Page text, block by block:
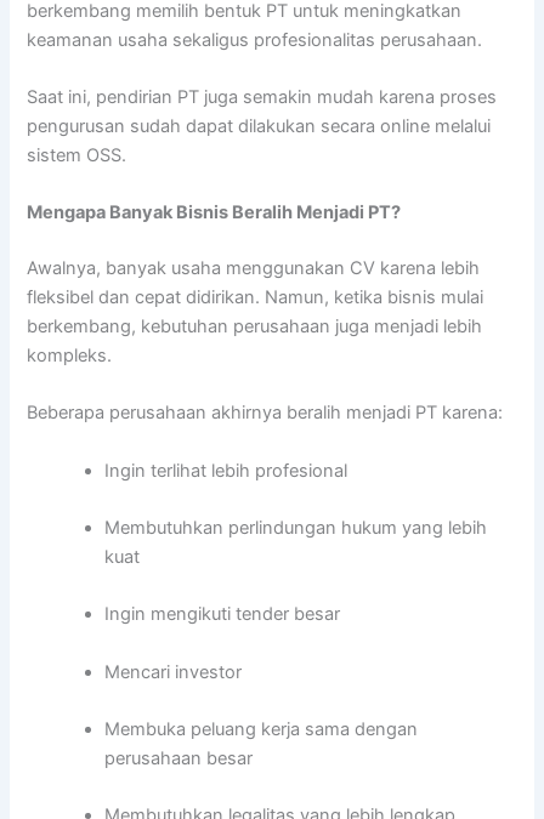
berkembang memilih bentuk PT untuk meningkatkan
keamanan usaha sekaligus profesionalitas perusahaan.
Saat ini, pendirian PT juga semakin mudah karena proses
pengurusan sudah dapat dilakukan secara online melalui
sistem OSS.
Mengapa Banyak Bisnis Beralih Menjadi PT?
Awalnya, banyak usaha menggunakan CV karena lebih
fleksibel dan cepat didirikan. Namun, ketika bisnis mulai
berkembang, kebutuhan perusahaan juga menjadi lebih
kompleks.
Beberapa perusahaan akhirnya beralih menjadi PT karena:
Ingin terlihat lebih profesional
Membutuhkan perlindungan hukum yang lebih
kuat
Ingin mengikuti tender besar
Mencari investor
Membuka peluang kerja sama dengan
perusahaan besar